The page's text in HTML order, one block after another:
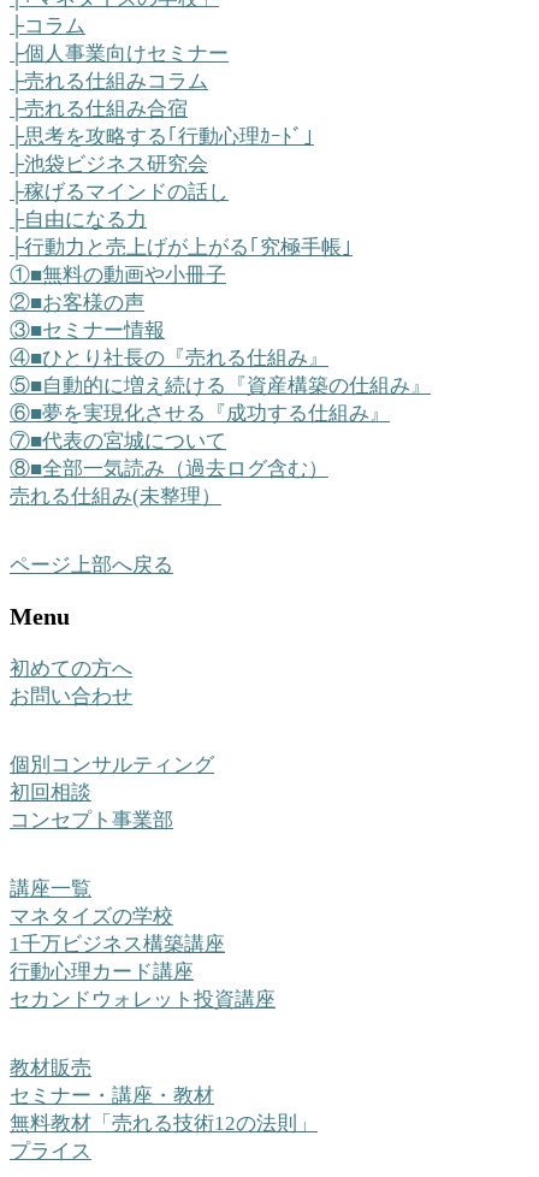
├コラム
├個人事業向けセミナー
├売れる仕組みコラム
├売れる仕組み合宿
├思考を攻略する｢行動心理ｶｰﾄﾞ｣
├池袋ビジネス研究会
├稼げるマインドの話し
├自由になる力
├行動力と売上げが上がる｢究極手帳｣
①■無料の動画や小冊子
②■お客様の声
③■セミナー情報
④■ひとり社長の『売れる仕組み』
⑤■自動的に増え続ける『資産構築の仕組み』
⑥■夢を実現化させる『成功する仕組み』
⑦■代表の宮城について
⑧■全部一気読み（過去ログ含む）
売れる仕組み(未整理）
ページ上部へ戻る
Menu
初めての方へ
お問い合わせ
個別コンサルティング
初回相談
コンセプト事業部
講座一覧
マネタイズの学校
1千万ビジネス構築講座
行動心理カード講座
セカンドウォレット投資講座
教材販売
セミナー・講座・教材
無料教材「売れる技術12の法則」
プライス